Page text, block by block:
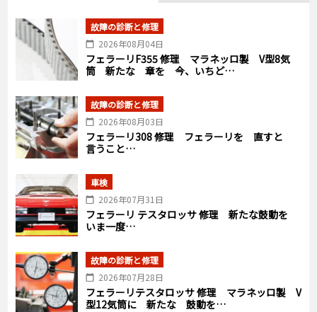
故障の診断と修理
2026年08月04日
フェラーリF355 修理 マラネッロ製 V型8気
筒 新たな 章を 今、いちど…
故障の診断と修理
2026年08月03日
フェラーリ308 修理 フェラーリを 直すと
言うこと…
車検
2026年07月31日
フェラーリ テスタロッサ 修理 新たな鼓動を
いま一度…
故障の診断と修理
2026年07月28日
フェラーリテスタロッサ 修理 マラネッロ製 V
型12気筒に 新たな 鼓動を…